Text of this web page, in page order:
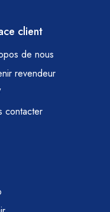
client
de nous
revendeur
contacter